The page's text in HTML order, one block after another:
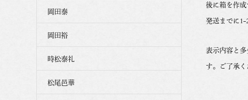
後に箱を作
発送までに1-
表示内容と
す。ご了承く
岡田泰
岡田裕
時松泰礼
松尾邑華